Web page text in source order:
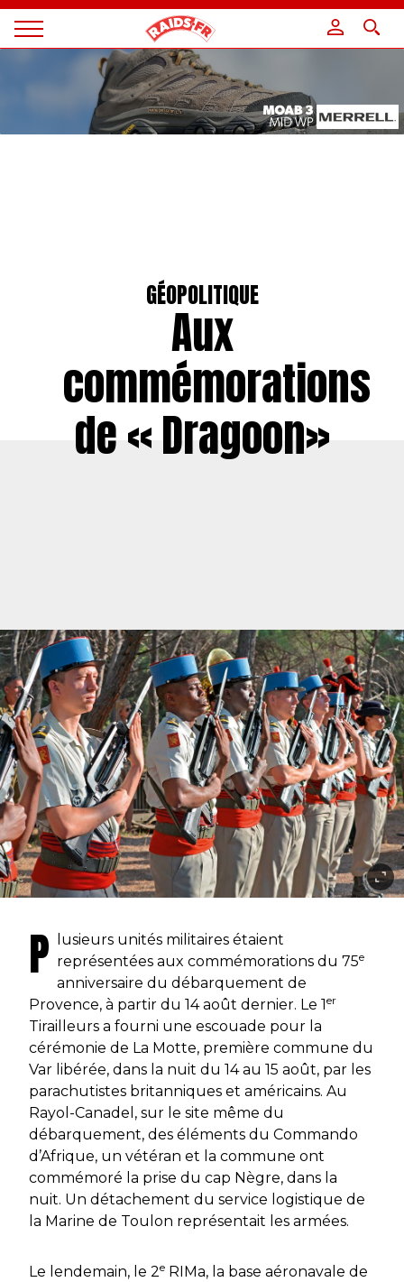
Magazine
GÉOPOLITIQUE
Aux
commémorations
de « Dragoon»
P
lusieurs unités militaires étaient
représentées aux commémorations du 75e
anniversaire du débarquement de
Provence, à partir du 14 août dernier. Le 1 er
Tirailleurs a fourni une escouade pour la
cérémonie de La Motte, première commune du
Var libérée, dans la nuit du 14 au 15 août, par les
parachutistes britanniques et américains. Au
Rayol-Canadel, sur le site même du
débarquement, des éléments du Commando
d’Afrique, un vétéran et la commune ont
commémoré la prise du cap Nègre, dans la
nuit. Un détachement du service logistique de
la Marine de Toulon représentait les armées.
Le lendemain, le 2e RIMa, la base aéronavale de
Panneau de gestion des cookies